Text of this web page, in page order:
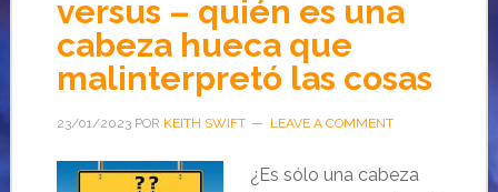
versus – quién es una
cabeza hueca que
malinterpretó las cosas
23/01/2023POR KEITH SWIFT LEAVE A COMMENT
¿Es sólo una cabeza